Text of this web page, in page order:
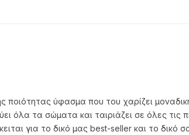
ποιότητας ύφασμα που του χαρίζει
όλα τα σώματα και ταιριάζει σε όλες
για το δικό μας best-seller και το